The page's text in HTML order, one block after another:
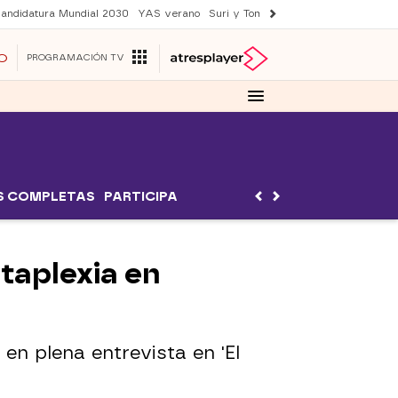
Mundial 2030 YAS verano Suri y Tom Cruise
PROGRAMACIÓN TV
COMPLETAS PARTICIPA
en
plena entrevista en 'El